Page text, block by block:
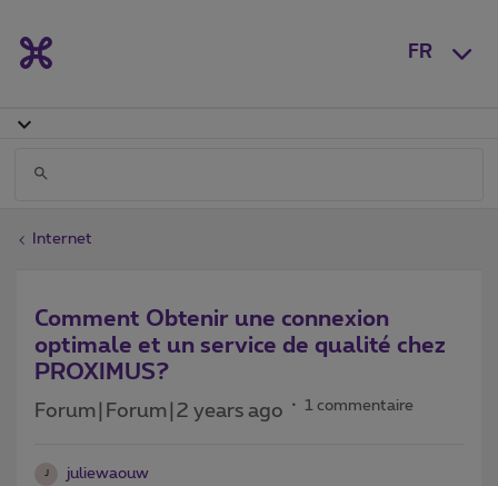
FR
Internet
Comment Obtenir une connexion
optimale et un service de qualité chez
PROXIMUS?
Forum|Forum|2 years ago 1 commentaire
J juliewaouw